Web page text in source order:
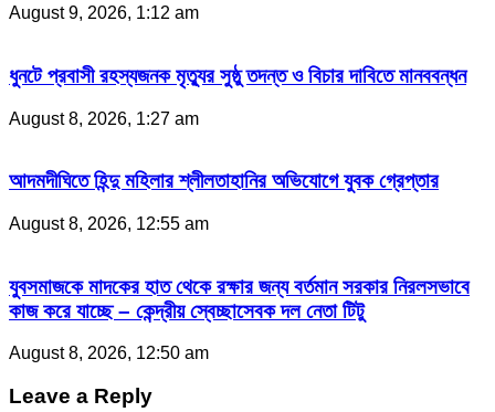
August 9, 2026, 1:12 am
ধুনটে প্রবাসী রহস্যজনক মৃত্যুর সুষ্ঠু তদন্ত ও বিচার দাবিতে মানববন্ধন
August 8, 2026, 1:27 am
আদমদীঘিতে হিন্দু মহিলার শ্লীলতাহানির অভিযোগে যুবক গ্রেপ্তার
August 8, 2026, 12:55 am
যুবসমাজকে মাদকের হাত থেকে রক্ষার জন্য বর্তমান সরকার নিরলসভাবে
কাজ করে যাচ্ছে – কেন্দ্রীয় স্বেচ্ছাসেবক দল নেতা টিটু
August 8, 2026, 12:50 am
Leave a Reply